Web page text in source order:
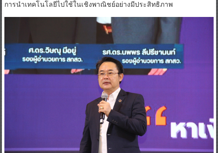
การนำเทคโนโลยีไปใช้ในเชิงพาณิชย์อย่างมีประสิทธิภาพ